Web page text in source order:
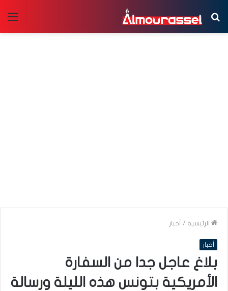
بحث
عن
الرئيسية / أخبار
أخبار
بلاغ عاجل جدا من السفارة
الأمريكية بتونس هذه الليلة ورسالة